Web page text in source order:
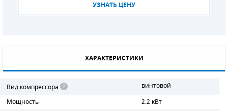
УЗНАТЬ ЦЕНУ
ХАРАКТЕРИСТИКИ
Вид компрессора
винтовой
Мощность
2.2 кВт
МОТОРНОЕ МАСЛО